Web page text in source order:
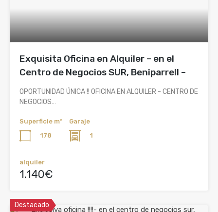
Exquisita Oficina en Alquiler – en el
Centro de Negocios SUR, Beniparrell –
OPORTUNIDAD ÚNICA !! OFICINA EN ALQUILER - CENTRO DE
NEGOCIOS…
Superficie m²
178
Garaje
1
alquiler
1.140€
Destacado